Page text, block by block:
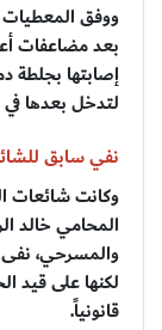
ووفق المعطيات
بعد مضاعفات
إصابتها بجلطة
لتدخل بعدها
نفي سابق
وكانت شائعات
المحامي خالد
والمسرحي، نفى
لكنها على قيد
قانونياً.